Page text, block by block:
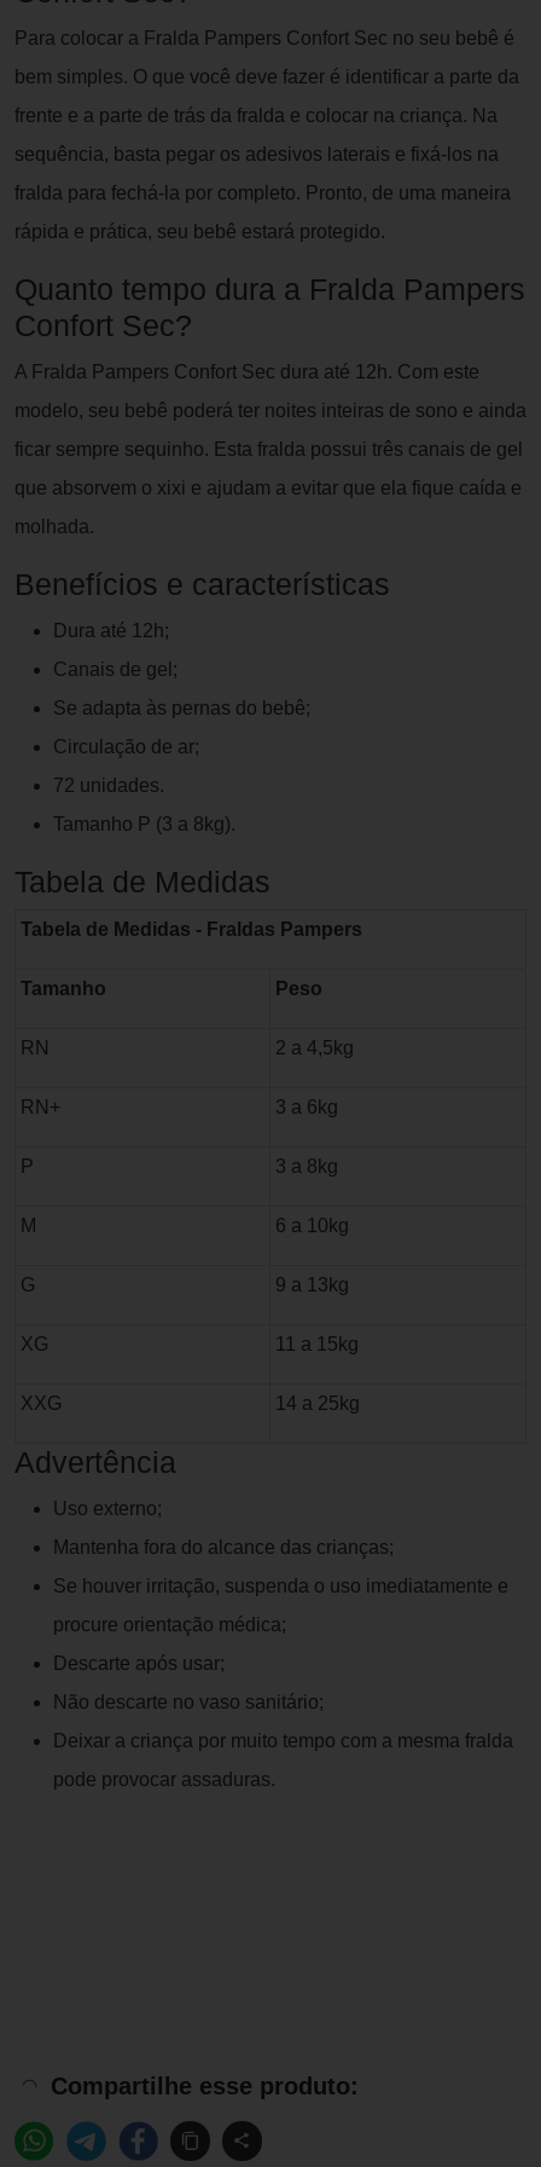
Para colocar a Fralda Pampers Confort Sec no seu bebê é
bem simples. O que você deve fazer é identificar a parte da
frente e a parte de trás da fralda e colocar na criança. Na
sequência, basta pegar os adesivos laterais e fixá-los na
fralda para fechá-la por completo. Pronto, de uma maneira
rápida e prática, seu bebê estará protegido.
Quanto tempo dura a Fralda Pampers
Confort Sec?
A Fralda Pampers Confort Sec dura até 12h. Com este
modelo, seu bebê poderá ter noites inteiras de sono e ainda
ficar sempre sequinho. Esta fralda possui três canais de gel
que absorvem o xixi e ajudam a evitar que ela fique caída e
molhada.
Benefícios e características
Dura até 12h;
Canais de gel;
Se adapta às pernas do bebê;
Circulação de ar;
72 unidades.
Tamanho P (3 a 8kg).
Tabela de Medidas
Tabela de Medidas - Fraldas Pampers
Tamanho Peso
RN 2 a 4,5kg
RN+ 3 a 6kg
P 3 a 8kg
M 6 a 10kg
G 9 a 13kg
XG 11 a 15kg
XXG 14 a 25kg
Advertência
Uso externo;
Mantenha fora do alcance das crianças;
Se houver irritação, suspenda o uso imediatamente e
procure orientação médica;
Descarte após usar;
Não descarte no vaso sanitário;
Deixar a criança por muito tempo com a mesma fralda
pode provocar assaduras.
Compartilhe esse produto: